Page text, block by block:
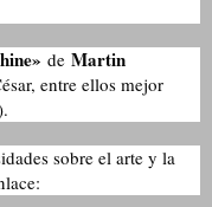
de Martin
entre ellos mejor
sobre el arte y la